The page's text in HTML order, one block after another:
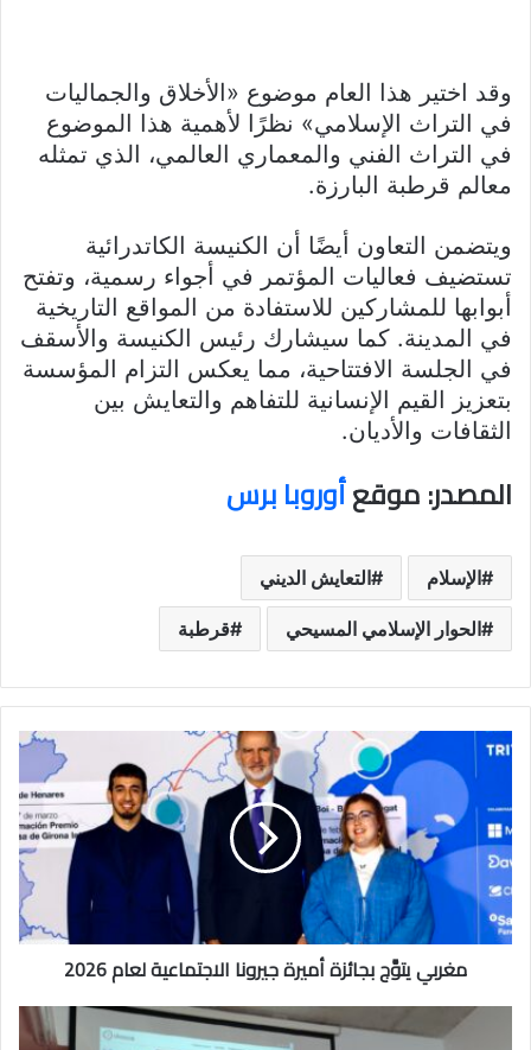
وقد اختير هذا العام موضوع «الأخلاق والجماليات
في التراث الإسلامي» نظرًا لأهمية هذا الموضوع
في التراث الفني والمعماري العالمي، الذي تمثله
معالم قرطبة البارزة.
ويتضمن التعاون أيضًا أن الكنيسة الكاتدرائية
تستضيف فعاليات المؤتمر في أجواء رسمية، وتفتح
أبوابها للمشاركين للاستفادة من المواقع التاريخية
في المدينة. كما سيشارك رئيس الكنيسة والأسقف
في الجلسة الافتتاحية، مما يعكس التزام المؤسسة
بتعزيز القيم الإنسانية للتفاهم والتعايش بين
الثقافات والأديان.
المصدر: موقعأوروبا برس
الإسلام التعايش الديني
الحوار الإسلامي المسيحي قرطبة
مغربي يتوَّج بجائزة أميرة جيرونا الاجتماعية لعام 2026